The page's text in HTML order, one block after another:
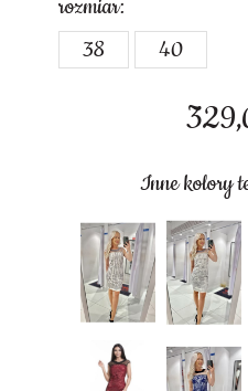
Inne kolory
rozmiar:
38
40